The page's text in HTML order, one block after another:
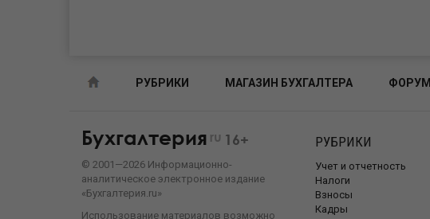
РУБРИКИ МАГАЗИН БУХГАЛТЕРА ФОРУМ
Бухгалтерия ru 16+
© 2001—2026 Информационно-
аналитическое электронное издание
«Бухгалтерия.ru»
Использование материалов возможно
РУБРИКИ
Учет и отчетность
Налоги
Взносы
Кадры